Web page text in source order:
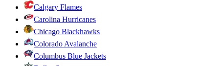
Calgary Flames
Carolina Hurricanes
Chicago Blackhawks
Colorado Avalanche
Columbus Blue Jackets